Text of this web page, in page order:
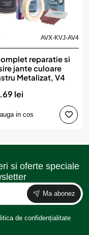
AVX-KVJ-AV4
reparatie si
jante culoare
Metalizat, V4
lei
in cos
si oferte speciale
Ma abonez
de confidențialitate